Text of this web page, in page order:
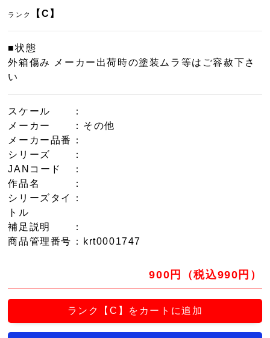
ランク 【C】
■状態
外箱傷み メーカー出荷時の塗装ムラ等はご容赦下さ
い
スケール
：
メーカー
：その他
メーカー品番
：
シリーズ
：
JANコード
：
作品名
：
シリーズタイ
トル
：
補足説明
：
商品管理番号 ：krt0001747
900円（税込990円）
ランク【C】をカートに追加